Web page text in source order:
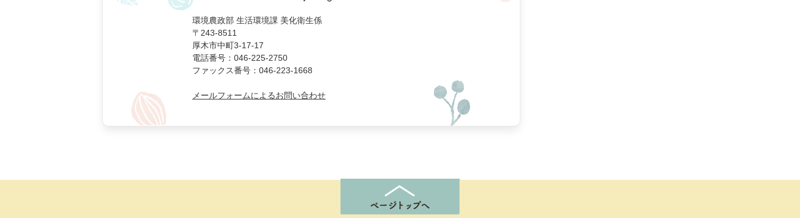
環境農政部 生活環境課 美化衛生係
〒243-8511
厚木市中町3-17-17
電話番号：046-225-2750
ファックス番号：046-223-1668
メールフォームによるお問い合わせ